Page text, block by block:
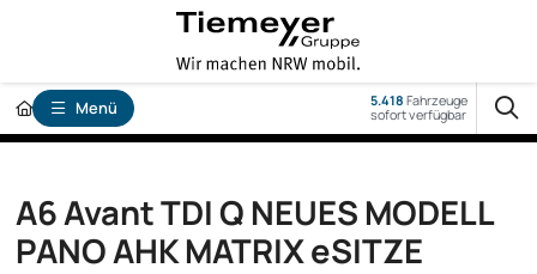
Menü 5.418 Fahrzeuge
sofort verfügbar
A6 Avant TDI Q NEUES MODELL
PANO AHK MATRIX eSITZE